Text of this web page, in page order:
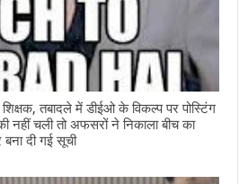
तबादले में डीईओ के विकल्प पर पोस्टिंग
चली तो अफसरों ने निकाला बीच का
दी गई सूची